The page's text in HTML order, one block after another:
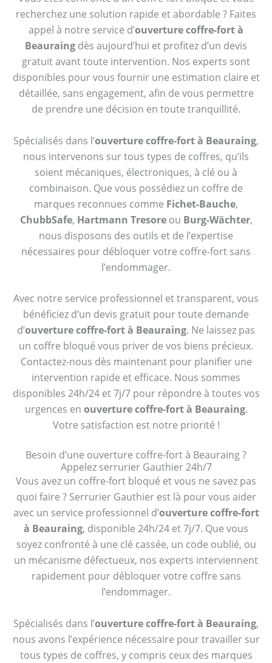
recherchez une solution rapide et abordable ? Faites
appel à notre service d’ouverture coffre-fort à
Beauraing dès aujourd’hui et profitez d’un devis
gratuit avant toute intervention. Nos experts sont
disponibles pour vous fournir une estimation claire et
détaillée, sans engagement, afin de vous permettre
de prendre une décision en toute tranquillité.
Spécialisés dans l’ouverture coffre-fort à Beauraing,
nous intervenons sur tous types de coffres, qu’ils
soient mécaniques, électroniques, à clé ou à
combinaison. Que vous possédiez un coffre de
marques reconnues comme Fichet-Bauche,
ChubbSafe, Hartmann Tresoreou Burg-Wächter,
nous disposons des outils et de l’expertise
nécessaires pour débloquer votre coffre-fort sans
l’endommager.
Avec notre service professionnel et transparent, vous
bénéficiez d’un devis gratuit pour toute demande
d’ouverture coffre-fort à Beauraing. Ne laissez pas
un coffre bloqué vous priver de vos biens précieux.
Contactez-nous dès maintenant pour planifier une
intervention rapide et efficace. Nous sommes
disponibles 24h/24 et 7j/7 pour répondre à toutes vos
urgences en ouverture coffre-fort à Beauraing.
Votre satisfaction est notre priorité !
Besoin d’une ouverture coffre-fort à Beauraing ?
Appelez serrurier Gauthier 24h/7
Vous avez un coffre-fort bloqué et vous ne savez pas
quoi faire ? Serrurier Gauthier est là pour vous aider
avec un service professionnel d’ouverture coffre-fort
à Beauraing, disponible 24h/24 et 7j/7. Que vous
soyez confronté à une clé cassée, un code oublié, ou
un mécanisme défectueux, nos experts interviennent
rapidement pour débloquer votre coffre sans
l’endommager.
Spécialisés dans l’ouverture coffre-fort à Beauraing,
nous avons l’expérience nécessaire pour travailler sur
tous types de coffres, y compris ceux des marques